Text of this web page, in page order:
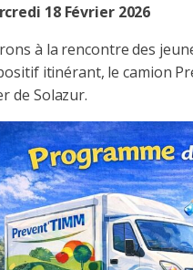
18 Février 2026
à la rencontre des
itinérant, le camion
de Solazur.
Facebook